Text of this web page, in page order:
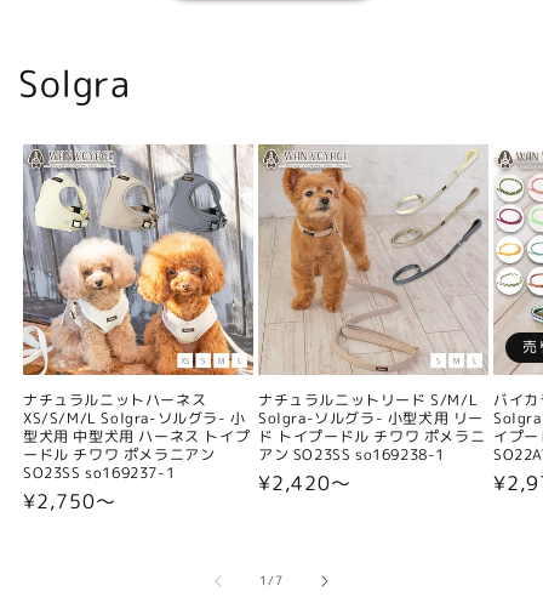
Solgra
ナチュラルニットハーネス
XS/S/M/L Solgra-ソルグラ- 小
型犬用 中型犬用 ハーネス トイプ
ードル チワワ ポメラニアン
SO23SS so169237-1
通
¥2,750〜
ナチュラルニットリード S/M/L
Solgra-ソルグラ- 小型犬用 リー
ド トイプードル チワワ ポメラニ
アン SO23SS so169238-1
通
¥2,420〜
売
バイ
イプ
通
1/の
7